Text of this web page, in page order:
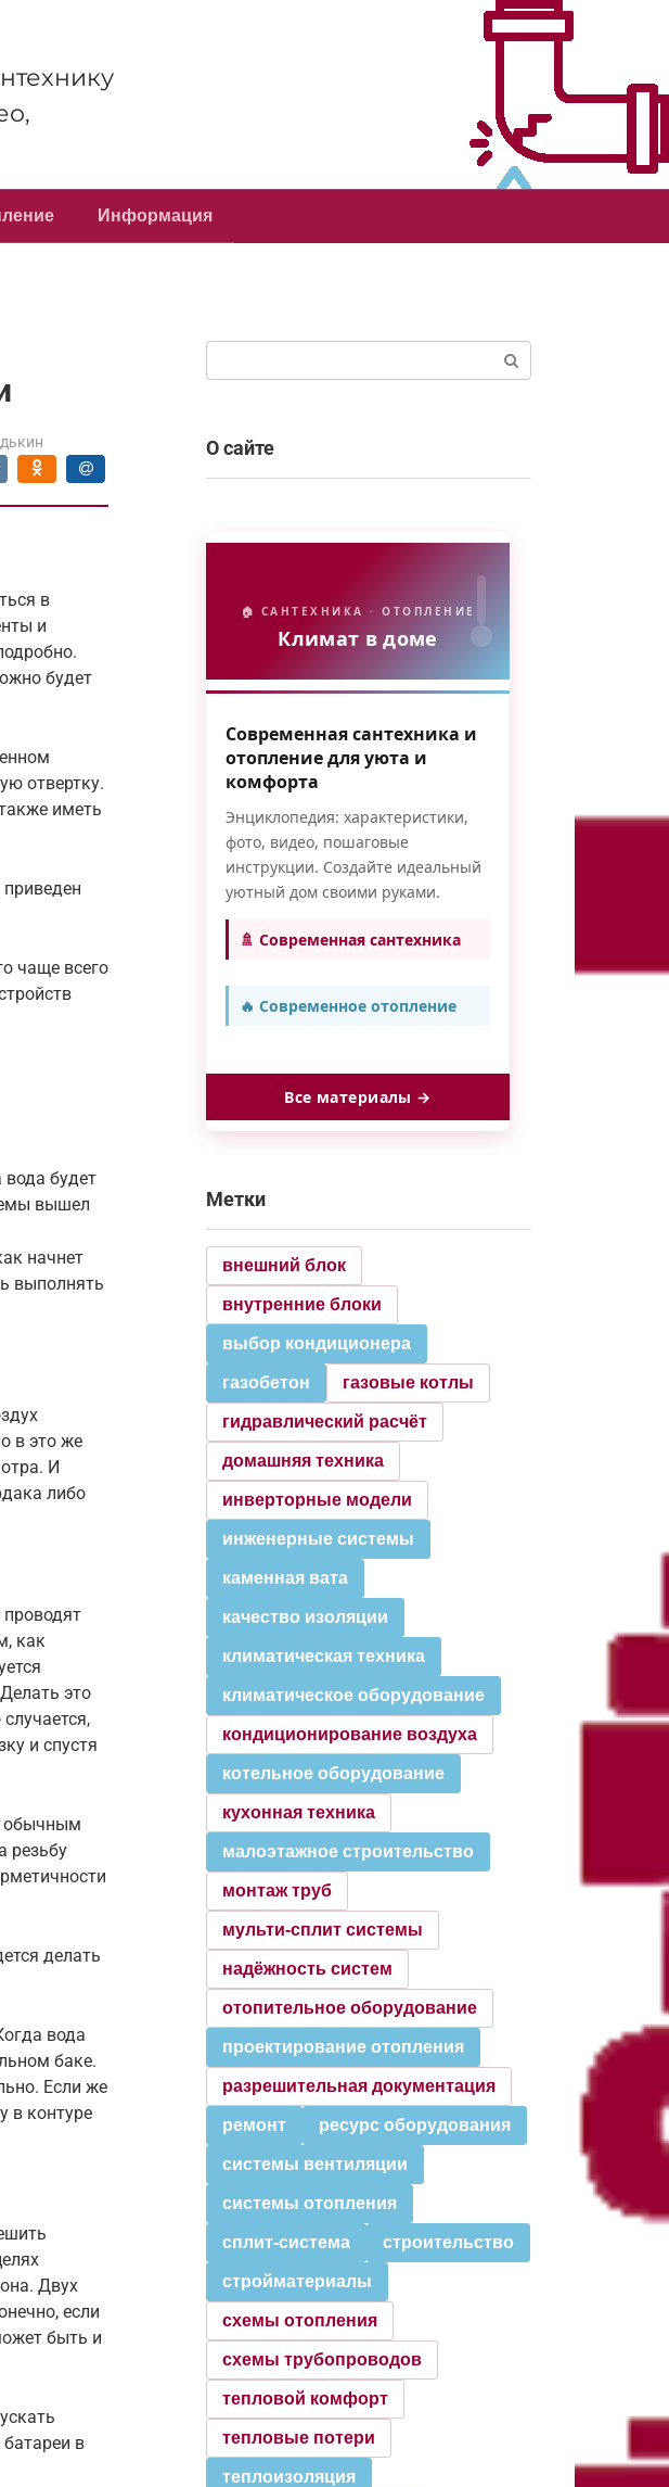
Информация
в
и
будет
отвертку.
иметь
чаще всего
будет
вышел
начнет
выполнять
в это же
И
либо
как
это
и спустя
обычным
резьбу
делать
вода
баке.
Если же
в контуре
Двух
если
быть и
в
О сайте
🏠 САНТЕХНИКА · ОТОПЛЕНИЕ
Климат в доме
Современная сантехника и
отопление для уюта и
комфорта
Энциклопедия: характеристики,
фото, видео, пошаговые
инструкции. Создайте идеальный
уютный дом своими руками.
🚿 Современная сантехника
🔥 Современное отопление
Все материалы →
Метки
внешний блок
внутренние блоки
выбор кондиционера
газобетон газовые котлы
гидравлический расчёт
домашняя техника
инверторные модели
инженерные системы
каменная вата
качество изоляции
климатическая техника
климатическое оборудование
кондиционирование воздуха
котельное оборудование
кухонная техника
малоэтажное строительство
монтаж труб
мульти-сплит системы
надёжность систем
отопительное оборудование
проектирование отопления
разрешительная документация
ремонт ресурс оборудования
системы вентиляции
системы отопления
сплит-система строительство
стройматериалы
схемы отопления
схемы трубопроводов
тепловой комфорт
тепловые потери
теплоизоляция